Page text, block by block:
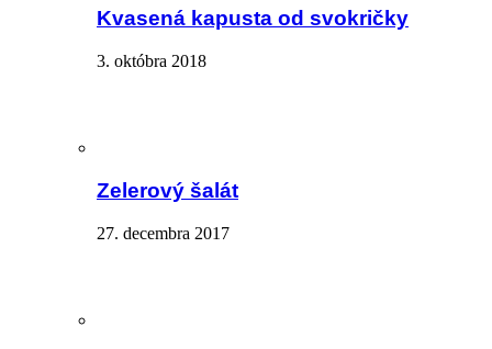
Kvasená kapusta od svokričky
3. októbra 2018
Zelerový šalát
27. decembra 2017